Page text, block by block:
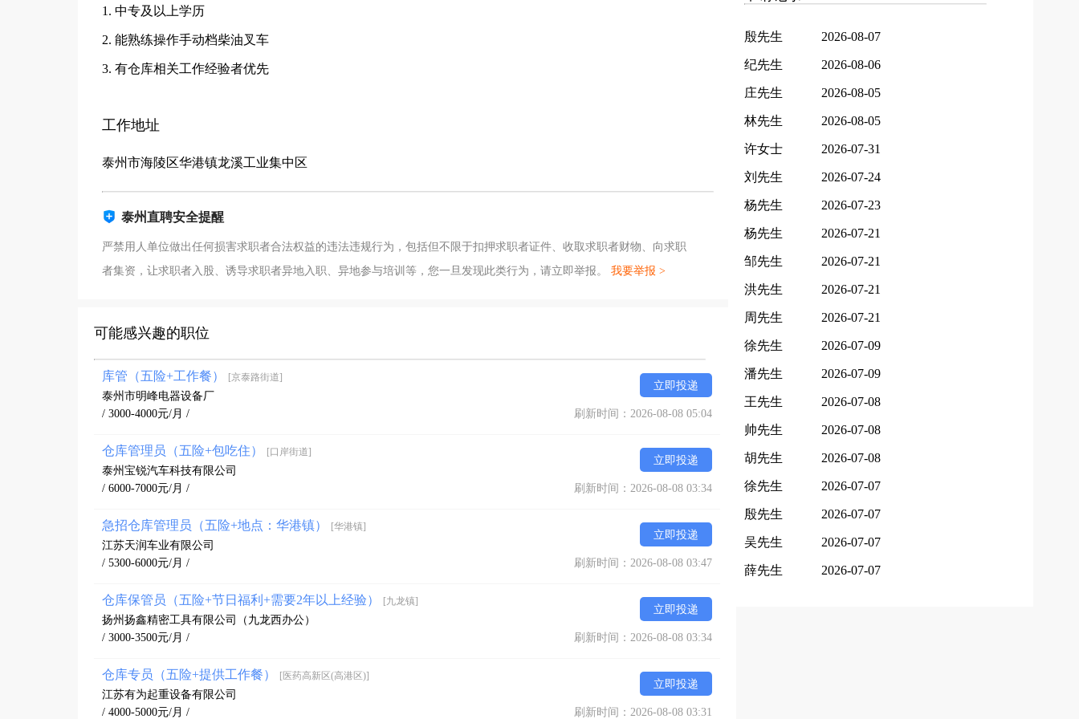
1. 中专及以上学历
2. 能熟练操作手动档柴油叉车
3. 有仓库相关工作经验者优先
工作地址
泰州市海陵区华港镇龙溪工业集中区
泰州直聘安全提醒
严禁用人单位做出任何损害求职者合法权益的违法违规行为，包括但不限于扣押求职者证件、收取求职者财物、向求职
者集资，让求职者入股、诱导求职者异地入职、异地参与培训等，您一旦发现此类行为，请立即举报。 我要举报 >
可能感兴趣的职位
库管（五险+工作餐） [京泰路街道]
立即投递
泰州市明峰电器设备厂
/ 3000-4000元/月 /
刷新时间：2026-08-08 05:04
仓库管理员（五险+包吃住） [口岸街道]
立即投递
泰州宝锐汽车科技有限公司
/ 6000-7000元/月 /
刷新时间：2026-08-08 03:34
急招仓库管理员（五险+地点：华港镇） [华港镇]
立即投递
江苏天润车业有限公司
/ 5300-6000元/月 /
刷新时间：2026-08-08 03:47
仓库保管员（五险+节日福利+需要2年以上经验） [九龙镇]
立即投递
扬州扬鑫精密工具有限公司（九龙西办公）
/ 3000-3500元/月 /
刷新时间：2026-08-08 03:34
仓库专员（五险+提供工作餐） [医药高新区(高港区)]
立即投递
江苏有为起重设备有限公司
/ 4000-5000元/月 /
刷新时间：2026-08-08 03:31
殷先生 2026-08-07
纪先生 2026-08-06
庄先生 2026-08-05
林先生 2026-08-05
许女士 2026-07-31
刘先生 2026-07-24
杨先生 2026-07-23
杨先生 2026-07-21
邹先生 2026-07-21
洪先生 2026-07-21
周先生 2026-07-21
徐先生 2026-07-09
潘先生 2026-07-09
王先生 2026-07-08
帅先生 2026-07-08
胡先生 2026-07-08
徐先生 2026-07-07
殷先生 2026-07-07
吴先生 2026-07-07
薛先生 2026-07-07